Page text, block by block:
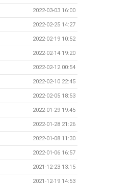
2022-03-03 16:00
2022-02-25 14:27
2022-02-19 10:52
2022-02-14 19:20
2022-02-12 00:54
2022-02-10 22:45
2022-02-05 18:53
2022-01-29 19:45
2022-01-28 21:26
2022-01-08 11:30
2022-01-06 16:57
2021-12-23 13:15
2021-12-19 14:53